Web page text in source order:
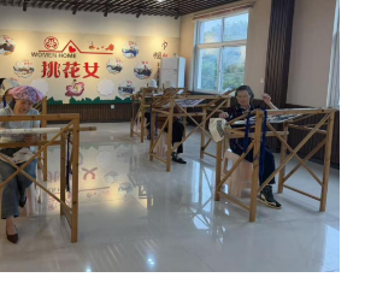
娱乐 时尚 悦读
一带一路 亚太网 上市公司